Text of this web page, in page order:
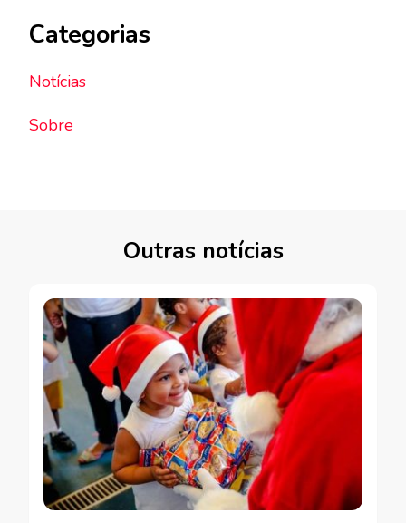
Categorias
Notícias
Sobre
Outras notícias